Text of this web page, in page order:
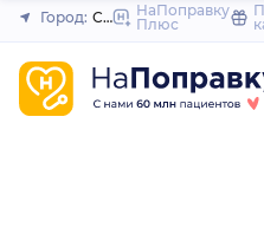
Город: Санкт-Петербург
НаПоправку
Плюс